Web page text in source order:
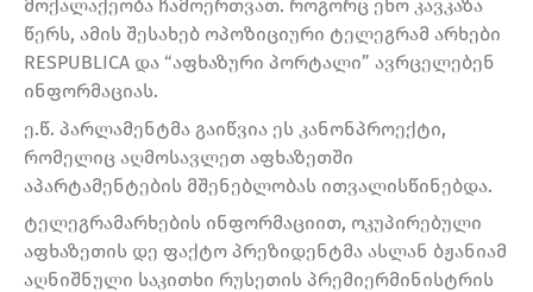
მოქალაქეობა ჩამოერთვათ. როგორც ეხო კავკაზა
წერს, ამის შესახებ ოპოზიციური ტელეგრამ არხები
RESPUBLICA და “აფხაზური პორტალი” ავრცელებენ
ინფორმაციას.
ე.წ. პარლამენტმა გაიწვია ეს კანონპროექტი,
რომელიც აღმოსავლეთ აფხაზეთში
აპარტამენტების მშენებლობას ითვალისწინებდა.
ტელეგრამარხების ინფორმაციით, ოკუპირებული
აფხაზეთის დე ფაქტო პრეზიდენტმა ასლან ბჟანიამ
აღნიშნული საკითხი რუსეთის პრემიერმინისტრის